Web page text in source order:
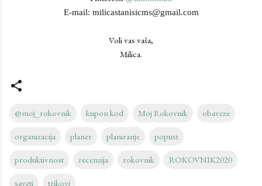
E-mail: milicastanisicms@gmail.com
Voli vas vaša,
Milica.
@moj_rokovnik kupon kod Moj Rokovnik obaveze
organizacija planer planiranje popust
produktivnost recenzija rokovnik ROKOVNIK2020
saveti trikovi